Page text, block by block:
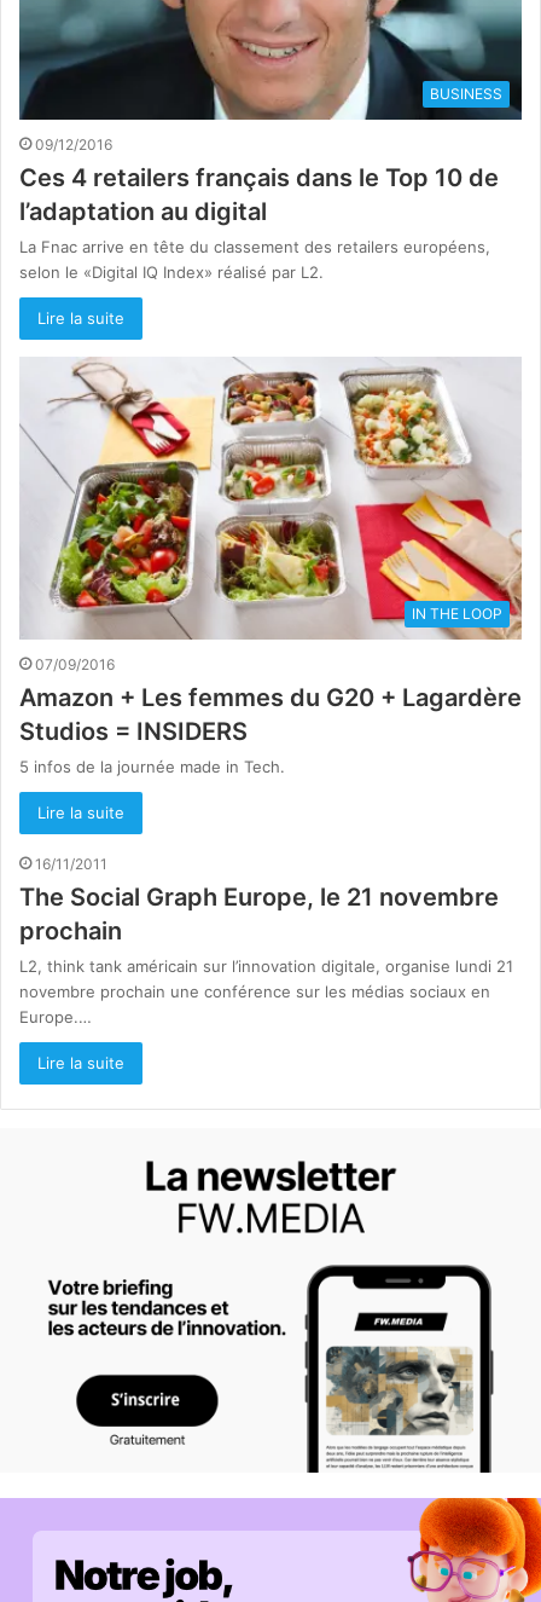
BUSINESS
09/12/2016
Ces 4 retailers français dans le Top 10 de
l’adaptation au digital
La Fnac arrive en tête du classement des retailers européens,
selon le «Digital IQ Index» réalisé par L2.
Lire la suite
IN THE LOOP
07/09/2016
Amazon + Les femmes du G20 + Lagardère
Studios = INSIDERS
5 infos de la journée made in Tech.
Lire la suite
16/11/2011
The Social Graph Europe, le 21 novembre
prochain
L2, think tank américain sur l’innovation digitale, organise lundi 21
novembre prochain une conférence sur les médias sociaux en
Europe.…
Lire la suite